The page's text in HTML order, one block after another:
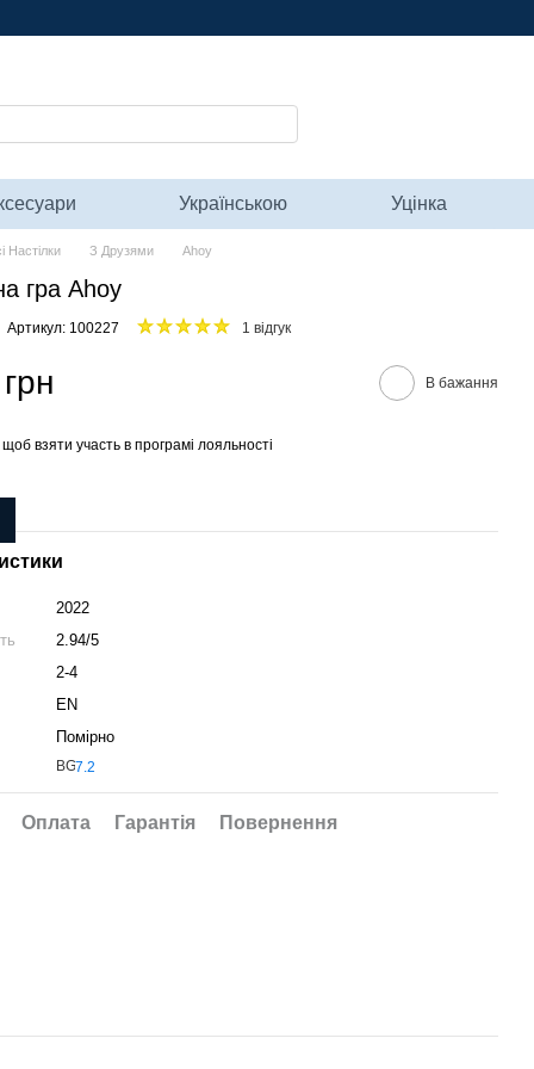
Українською Уцінка
Настілки З Друзями Ahoy
гра Ahoy
Артикул: 100227 1 відгук
В бажання
щоб взяти участь в програмі лояльності
2022
2.94/5
2-4
EN
Помірно
Оплата Гарантія Повернення